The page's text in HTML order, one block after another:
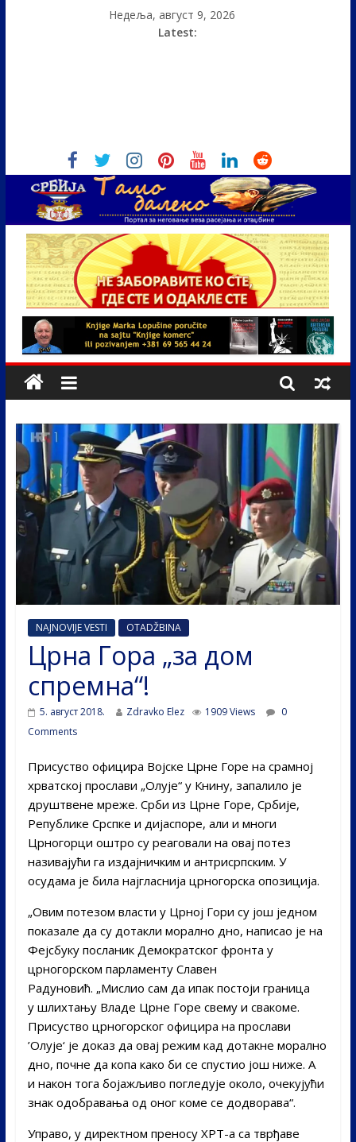
Недеља, август 9, 2026
Latest:
NAJNOVIJE VESTI OTADŽBINA
Црна Гора „за дом
спремна“!
5. август 2018. Zdravko Elez 1909 Views
0
Comments
Присуство официра Војске Црне Горе на срамној
хрватској прослави „Олује“ у Книну, запалило је
друштвене мреже. Срби из Црне Горе, Србије,
Републике Срспке и дијаспоре, али и многи
Црногорци оштро су реаговали на овај потез
називајући га издајничким и антрисрпским. У
осудама је била најгласнија црногорска опозиција.
„Овим потезом власти у Црној Гори су још једном
показале да су дотакли морално дно, написао је на
Фејсбуку посланик Демократског фронта у
црногорском парламенту Славен
Радуновић. „Мислио сам да ипак постоји граница
у шлихтању Владе Црне Горе свему и свакоме.
Присуство црногорског официра на прослави
’Олује‘ је доказ да овај режим кад дотакне морално
дно, почне да копа како би се спустио још ниже. А
и након тога бојажљиво погледује около, очекујући
знак одобравања од оног коме се додворава“.
​Управо, у директном преносу ХРТ-а са тврђаве